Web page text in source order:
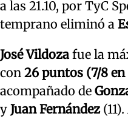
a las 21.10, por TyC
temprano eliminó a
José Vildoza fue la
con 26 puntos (7/8
acompañado de
y Juan Fernández